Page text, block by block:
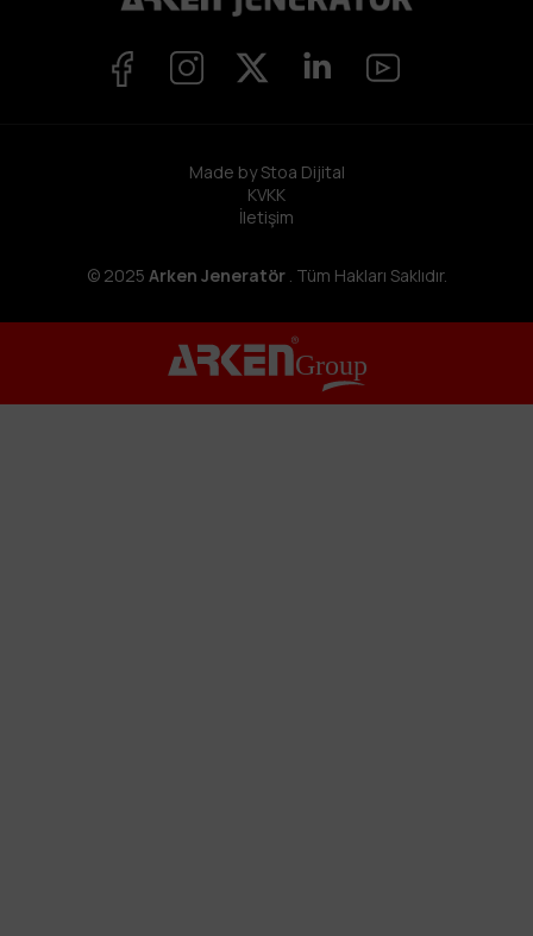
© 2025 Arken Jeneratör. Tüm Hakları Saklıdır.
Made by Stoa Dijital
KVKK
İletişim